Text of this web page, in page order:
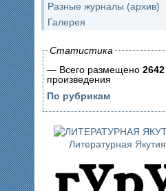
Разные журналы (архив)
Галерея
Статистика
— Всего размещено 2642
произведения
По рубрикам
Литературная Якутия